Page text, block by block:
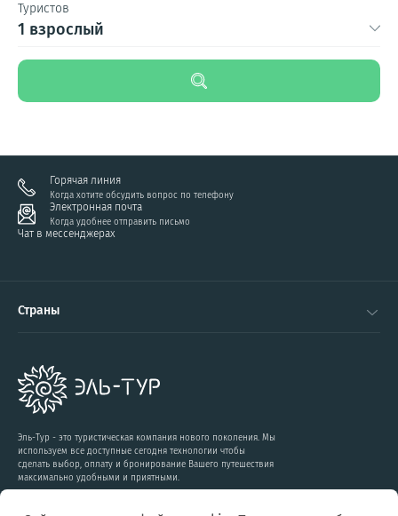
Туристов
1 взрослый
Горячая линия
Когда хотите обсудить вопрос по телефону
Электронная почта
Когда удобнее отправить письмо
Чат в мессенджерах
Эль-Тур - это туристическая компания нового поколения. Мы
используем все доступные сегодня технологии чтобы
сделать выбор, оплату и бронирование Вашего путешествия
максимально удобными и приятными.
Страны